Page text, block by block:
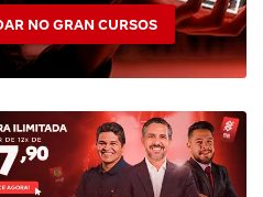
NO GRAN CURSOS